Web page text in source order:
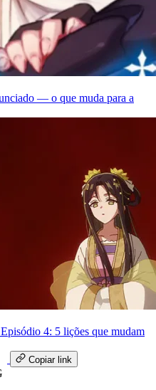
— o que muda para a
4: 5 lições que mudam
Copiar link